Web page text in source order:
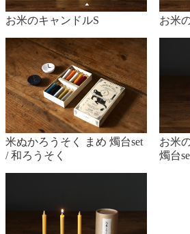
お米のキャンドルS お米
米ぬかろうそく まめ 燭台set
/ 和ろうそく
お米
燭台